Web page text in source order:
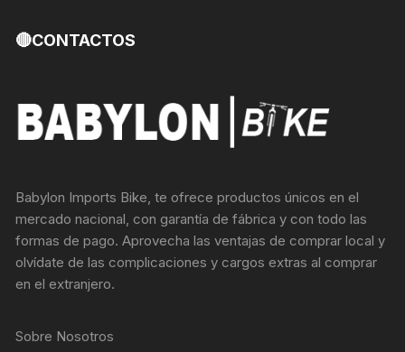
🔴CONTACTOS
Babylon Imports Bike, te ofrece productos únicos en el
mercado nacional, con garantía de fábrica y con todo las
formas de pago. Aprovecha las ventajas de comprar local y
olvídate de las complicaciones y cargos extras al comprar
en el extranjero.
Sobre Nosotros